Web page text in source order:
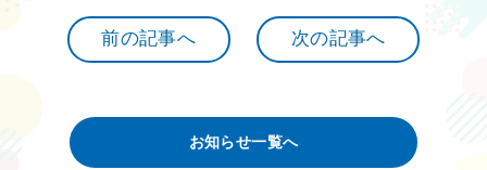
前の記事へ 次の記事へ
お知らせ一覧へ